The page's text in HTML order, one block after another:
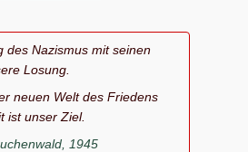
des Nazismus mit seinen
Losung.
neuen Welt des Friedens
ist unser Ziel.
1945